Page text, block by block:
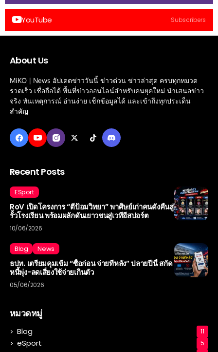
YouTube Subscribers
About Us
MiKO | News อัปเดตข่าววันนี้ ข่าวด่วน ข่าวล่าสุด ครบทุกหมวด
รวดเร็ว เชื่อถือได้ พื้นที่ข่าวออนไลน์สำหรับคนยุคใหม่ นำเสนอข่าว
จริง ทันเหตุการณ์ อ่านง่าย เช็กข้อมูลได้ และเข้าถึงทุกประเด็น
สำคัญ
Recent Posts
ESport
RoV เปิดโครงการ “ตีป้อมวิทยา” พาศิษย์เก่าคนดังคืนสู่
รั้วโรงเรียน พร้อมผลักดันเยาวชนสู่เวทีอีสปอร์ต
10/06/2026
Blog News
ธปท. เตรียมคุมเข้ม “ซื้อก่อน จ่ายทีหลัง” ปลายปีนี้ สกัด
หนี้พุ่ง-ลดเสี่ยงใช้จ่ายเกินตัว
05/06/2026
หมวดหมู่
Blog 11
eSport 5